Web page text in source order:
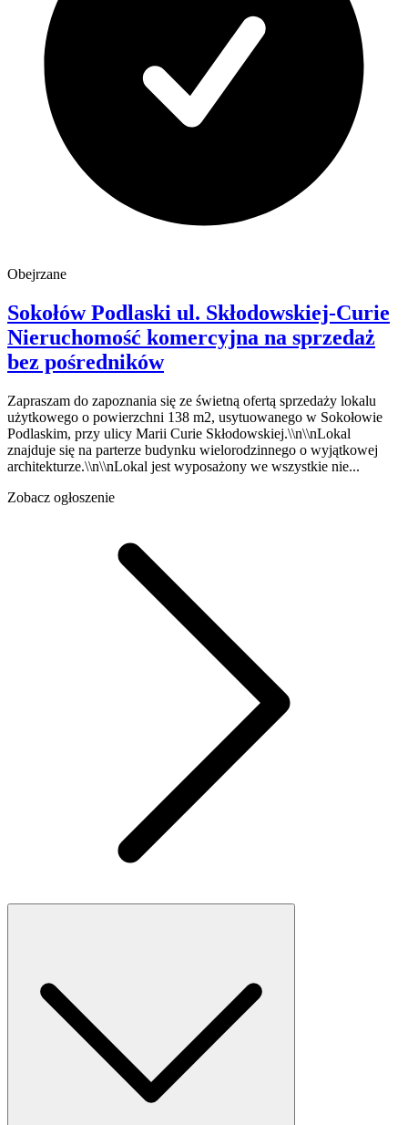
Obejrzane
Sokołów Podlaski ul. Skłodowskiej-Curie
Nieruchomość komercyjna na sprzedaż
bez pośredników
Zapraszam do zapoznania się ze świetną ofertą sprzedaży lokalu
użytkowego o powierzchni 138 m2, usytuowanego w Sokołowie
Podlaskim, przy ulicy Marii Curie Skłodowskiej.\\n\\nLokal
znajduje się na parterze budynku wielorodzinnego o wyjątkowej
architekturze.\\n\\nLokal jest wyposażony we wszystkie nie...
Zobacz ogłoszenie